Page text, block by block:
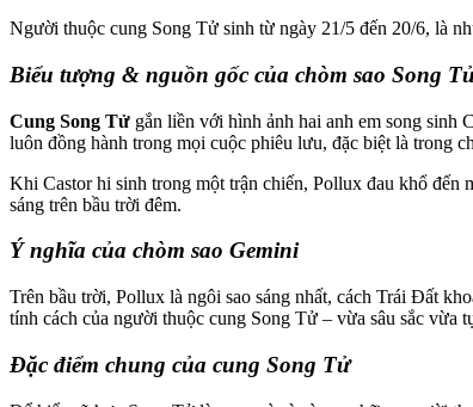
Người thuộc cung Song Tử sinh từ ngày 21/5 đến 20/6, là
Biểu tượng & nguồn gốc của chòm sao Song
Cung Song Tử gắn liền với hình ảnh hai anh em song sinh
luôn đồng hành trong mọi cuộc phiêu lưu, đặc biệt là trong
Khi Castor hi sinh trong một trận chiến, Pollux đau khổ đến
sáng trên bầu trời đêm.
Ý nghĩa của chòm sao Gemini
Trên bầu trời, Pollux là ngôi sao sáng nhất, cách Trái Đất
tính cách của người thuộc cung Song Tử – vừa sâu sắc vừa
Đặc điểm chung của cung Song Tử